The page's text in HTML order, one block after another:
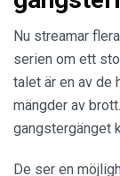
Nu streamar
serien om ett
talet är en av de
mängder av
gangstergänget
De ser en